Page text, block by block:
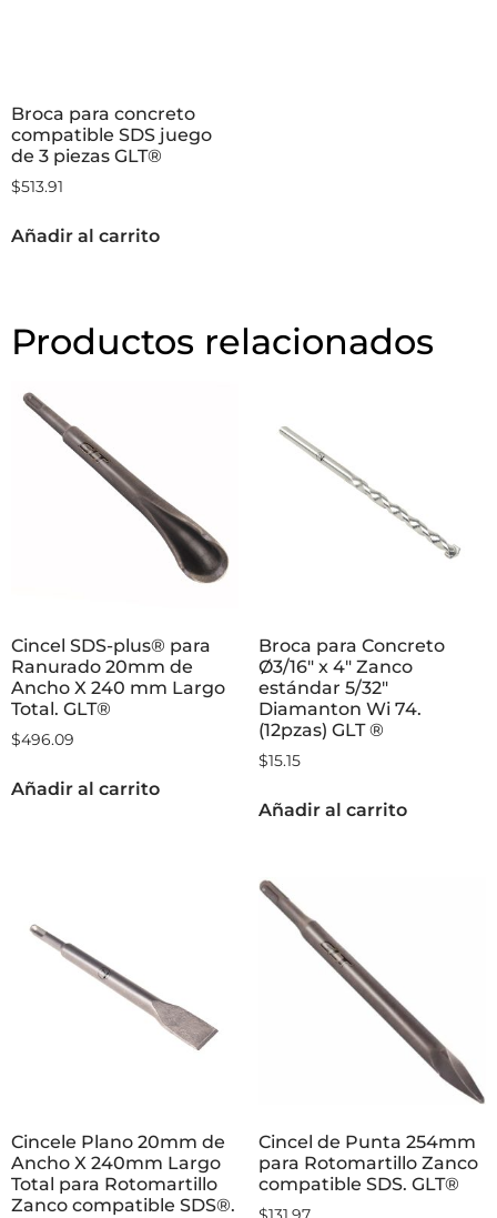
Broca para concreto
compatible SDS juego
de 3 piezas GLT®
$513.91
Añadir al carrito
Productos relacionados
Cincel SDS-plus® para
Ranurado 20mm de
Ancho X 240 mm Largo
Total. GLT®
$496.09
Añadir al carrito
Broca para Concreto
Ø3/16″ x 4″ Zanco
estándar 5/32″
Diamanton Wi 74.
(12pzas) GLT ®
$15.15
Añadir al carrito
Cincele Plano 20mm de
Ancho X 240mm Largo
Total para Rotomartillo
Zanco compatible SDS®.
Cincel de Punta 254mm
para Rotomartillo Zanco
compatible SDS. GLT®